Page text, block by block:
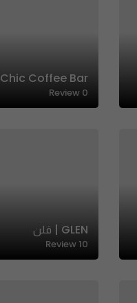
Chic Coffee Bar | شيك كوفي بار
0
Review
GLEN | قلن
10
Review